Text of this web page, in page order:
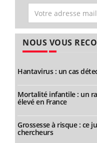
NOUS VOUS
Hantavirus : un cas
Mortalité infantile : un
élevé en France
Grossesse à risque : ce
chercheurs